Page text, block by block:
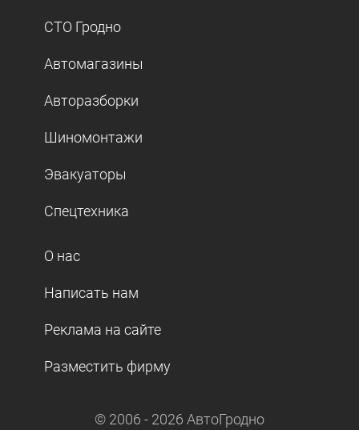
СТО Гродно
Автомагазины
Авторазборки
Шиномонтажи
Эвакуаторы
Спецтехника
О нас
Написать нам
Реклама на сайте
Разместить фирму
© 2006 - 2026 АвтоГродно